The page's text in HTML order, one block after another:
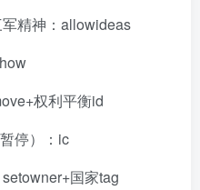
精神：allowideas
权利平衡id
停）：ic
国家tag